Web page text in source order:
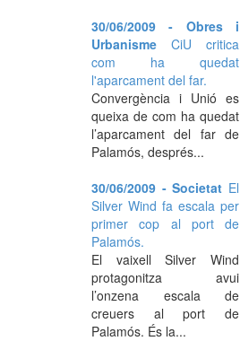
30/06/2009 - Obres i
Urbanisme CiU critica
com ha quedat
l'aparcament del far.
Convergència i Unió es
queixa de com ha quedat
l’aparcament del far de
Palamós, després...
30/06/2009 - Societat El
Silver Wind fa escala per
primer cop al port de
Palamós.
El vaixell Silver Wind
protagonitza avui
l’onzena escala de
creuers al port de
Palamós. És la...